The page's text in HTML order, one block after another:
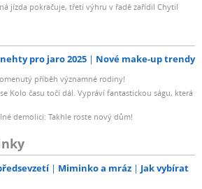
jízda pokračuje, třetí výhru v řadě zařídil Chytil
pro jaro 2025 Nové make-up trendy
příběh významné rodiny!
Kolo času točí dál. Vypráví fantastickou ságu, která
demolici: Takhle roste nový dům!
Miminko a mráz
Jak vybírat